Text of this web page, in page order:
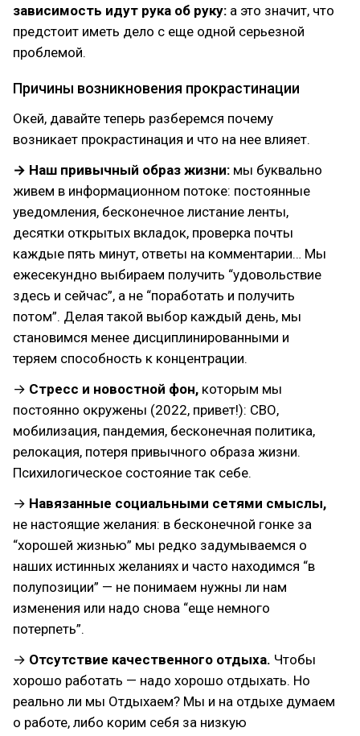
зависимость идут рука об руку: а это значит, что
предстоит иметь дело с еще одной серьезной
проблемой.
Причины возникновения прокрастинации
Окей, давайте теперь разберемся почему
возникает прокрастинация и что на нее влияет.
→ Наш привычный образ жизни: мы буквально
живем в информационном потоке: постоянные
уведомления, бесконечное листание ленты,
десятки открытых вкладок, проверка почты
каждые пять минут, ответы на комментарии… Мы
ежесекундно выбираем получить “удовольствие
здесь и сейчас”, а не “поработать и получить
потом”. Делая такой выбор каждый день, мы
становимся менее дисциплинированными и
теряем способность к концентрации.
→ Стресс и новостной фон, которым мы
постоянно окружены (2022, привет!): СВО,
мобилизация, пандемия, бесконечная политика,
релокация, потеря привычного образа жизни.
Психилогическое состояние так себе.
→ Навязанные социальными сетями смыслы,
не настоящие желания: в бесконечной гонке за
“хорошей жизнью” мы редко задумываемся о
наших истинных желаниях и часто находимся “в
полупозиции” — не понимаем нужны ли нам
изменения или надо снова “еще немного
потерпеть”.
→ Отсутствие качественного отдыха. Чтобы
хорошо работать — надо хорошо отдыхать. Но
реально ли мы Отдыхаем? Мы и на отдыхе думаем
о работе, либо корим себя за низкую